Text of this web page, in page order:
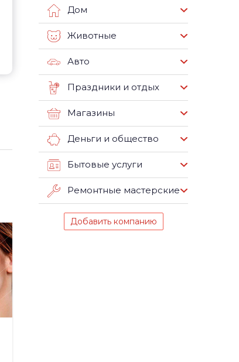
Дом
Животные
Авто
Праздники и отдых
Магазины
Деньги и общество
Бытовые услуги
Ремонтные мастерские
Добавить компанию